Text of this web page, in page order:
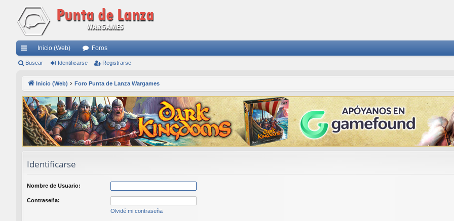
nl
rá
pi
do
Inicio (Web) Foros
Buscar Identificarse Registrarse
Inicio (Web) Foro Punta de Lanza Wargames
Identificarse
Nombre de Usuario:
Contraseña:
Olvidé mi contraseña